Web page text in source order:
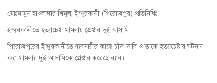
মোঃমামুন হাওলাদার শিমুল, ইন্দুরকানী (পিরোজপুর) প্রতিনিধিঃ
ইন্দুরকানীতে হত্যাচেষ্টা মামলায় গ্রেপ্তার দুই আসামি
পিরোজপুরের ইন্দুরকানীতে ব্যবসায়ীর কাছে চাঁদা দাবি ও তাকে হত্যাচেষ্টার ঘটনায়
করা মামলার দুই আসামিকে গ্রেপ্তার করেছে র‌্যাব।